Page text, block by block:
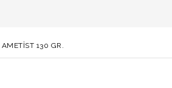
AMETİST 130 GR.